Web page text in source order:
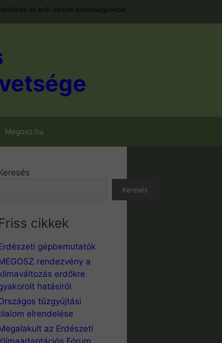
az erő! Várunk közösségünkbe!
Megosz.hu
Keresés
cikkek
gépbemutatók
rendezvény a
erdőkre
hatásiról
tűzgyújtási
elrendelése
az Erdészeti
Fórum